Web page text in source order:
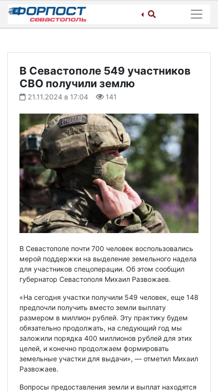
Skip
content
В Севастополе 549 участников
СВО получили землю
21.11.2024 в 17:04 141
В Севастополе почти 700 человек воспользовались
мерой поддержки на выделение земельного надела
для участников спецоперации. Об этом сообщил
губернатор Севастополя Михаил Развожаев.
«На сегодня участки получили 549 человек, еще 148
предпочли получить вместо земли выплату
размером в миллион рублей. Эту практику будем
обязательно продолжать, на следующий год мы
заложили порядка 400 миллионов рублей для этих
целей, и конечно продолжаем формировать
земельные участки для выдачи», — отметил Михаил
Развожаев.
Вопросы предоставления земли и выплат находятся